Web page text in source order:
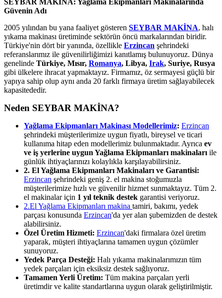
Güvenin Adı
2005 yılından bu yana faaliyet gösteren SEYBAR MAKİNA, halı
yıkama makinası üretiminde sektörün öncü markalarından biridir.
Türkiye'nin dört bir yanında, özellikle Erzincan şehrindeki
referanslarımız ile güvenilirliğimizi kanıtlamış bulunuyoruz. Dünya
genelinde Türkiye, Mısır, Romanya, Libya, Irak, Suriye, Rusya
gibi ülkelere ihracat yapmaktayız. Firmamız, öz sermayesi güçlü bir
yapıya sahip olup aynı anda 20 farklı firmaya üretim sağlayabilecek
kapasitededir.
Neden SEYBAR MAKİNA?
Yağlama Ekipmanları Makinası Modellerimiz: Erzincan
şehrindeki müşterilerimize uygun fiyatlı, bireysel ve ticari
kullanıma hitap eden modellerimiz bulunmaktadır. Ayrıca ev
ve iş yerlerine uygun Yağlama Ekipmanları makinaları ile
günlük ihtiyaçlarınızı kolaylıkla karşılayabilirsiniz.
2. El Yağlama Ekipmanları Makinaları ve Garantisi:
Erzincan şehrindeki geniş 2. el makina stoğumuzla
müşterilerimize hızlı ve güvenilir hizmet sunmaktayız. Tüm 2.
el makinalar için 1 yıl teknik destek garantisi veriyoruz.
2.El Yağlama Ekipmanları makina tamiri, bakımı, yedek
parçası konusunda Erzincan'da yer alan şubemizden de destek
alabilirsiniz.
Özel Üretim Hizmeti: Erzincan'daki firmalara özel üretim
yaparak, müşteri ihtiyaçlarına tamamen uygun çözümler
sunuyoruz.
Yedek Parça Desteği: Halı yıkama makinalarımızın tüm
yedek parçaları için eksiksiz destek sağlıyoruz.
Tamamen Yerli Üretim: Tüm makina parçaları yerli
üretimdir ve kalite standartlarına uygun olarak geliştirilmiştir.